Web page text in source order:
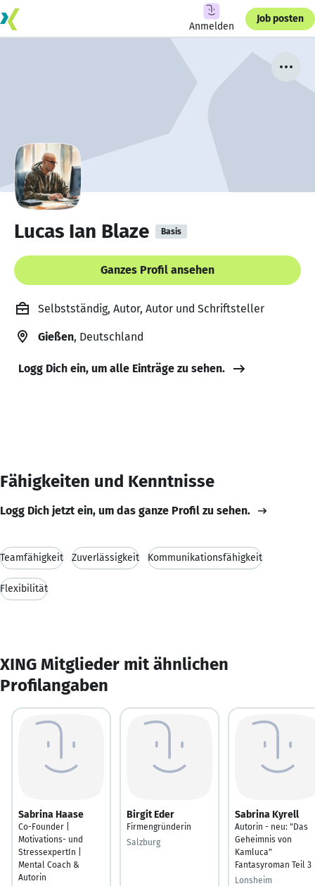
Anmelden
Job posten
Lucas Ian Blaze Basis
Ganzes Profil ansehen
Selbstständig, Autor, Autor und Schriftsteller
Gießen, Deutschland
Logg Dich ein, um alle Einträge zu sehen.
Fähigkeiten und Kenntnisse
Logg Dich jetzt ein, um das ganze Profil zu sehen.
Teamfähigkeit Zuverlässigkeit Kommunikationsfähigkeit
Flexibilität
XING Mitglieder mit ähnlichen
Profilangaben
Sabrina Haase
Co-Founder |
Motivations- und
StressexpertIn |
Mental Coach &
Autorin
Birgit Eder
Firmengründerin
Salzburg
Sabrina Kyrell
Autorin - neu: "Das
Geheimnis von
Kamluca"
Fantasyroman Teil 3
Lonsheim